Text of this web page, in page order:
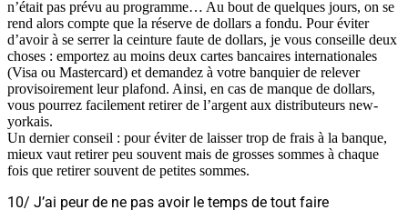
n’était pas prévu au programme… Au bout de quelques jours, on se
rend alors compte que la réserve de dollars a fondu. Pour éviter
d’avoir à se serrer la ceinture faute de dollars, je vous conseille deux
choses : emportez au moins deux cartes bancaires internationales
(Visa ou Mastercard) et demandez à votre banquier de relever
provisoirement leur plafond. Ainsi, en cas de manque de dollars,
vous pourrez facilement retirer de l’argent aux distributeurs new-
yorkais.
Un dernier conseil : pour éviter de laisser trop de frais à la banque,
mieux vaut retirer peu souvent mais de grosses sommes à chaque
fois que retirer souvent de petites sommes.
10/ J’ai peur de ne pas avoir le temps de tout faire